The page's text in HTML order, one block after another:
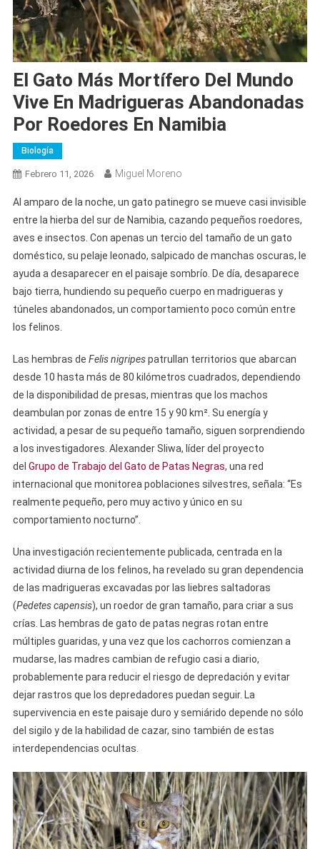
El Gato Más Mortífero Del Mundo
Vive En Madrigueras Abandonadas
Por Roedores En Namibia
Biología
Febrero 11, 2026 Miguel Moreno
Al amparo de la noche, un gato patinegro se mueve casi invisible
entre la hierba del sur de Namibia, cazando pequeños roedores,
aves e insectos. Con apenas un tercio del tamaño de un gato
doméstico, su pelaje leonado, salpicado de manchas oscuras, le
ayuda a desaparecer en el paisaje sombrío. De día, desaparece
bajo tierra, hundiendo su pequeño cuerpo en madrigueras y
túneles abandonados, un comportamiento poco común entre
los felinos.
Las hembras de Felis nigripespatrullan territorios que abarcan
desde 10 hasta más de 80 kilómetros cuadrados, dependiendo
de la disponibilidad de presas, mientras que los machos
deambulan por zonas de entre 15 y 90 km². Su energía y
actividad, a pesar de su pequeño tamaño, siguen sorprendiendo
a los investigadores. Alexander Sliwa, líder del proyecto
del Grupo de Trabajo del Gato de Patas Negras, una red
internacional que monitorea poblaciones silvestres, señala: “Es
realmente pequeño, pero muy activo y único en su
comportamiento nocturno”.
Una investigación recientemente publicada, centrada en la
actividad diurna de los felinos, ha revelado su gran dependencia
de las madrigueras excavadas por las liebres saltadoras
(Pedetes capensis), un roedor de gran tamaño, para criar a sus
crías. Las hembras de gato de patas negras rotan entre
múltiples guaridas, y una vez que los cachorros comienzan a
mudarse, las madres cambian de refugio casi a diario,
probablemente para reducir el riesgo de depredación y evitar
dejar rastros que los depredadores puedan seguir. La
supervivencia en este paisaje duro y semiárido depende no sólo
del sigilo y de la habilidad de cazar, sino también de estas
interdependencias ocultas.